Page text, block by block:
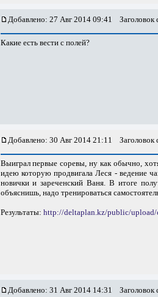
Добавлено: 27 Авг 2014 09:41 Заголовок
Какие есть вести с полей?
Добавлено: 30 Авг 2014 21:11 Заголовок
Выиграл первые соревы, ну как обычно,
идею которую продвигала Леся - ведение
новички и зареченский Ваня. В итоге
объяснишь, надо тренироваться
Результаты: http://deltaplan.kz/public/
Добавлено: 31 Авг 2014 14:31 Заголовок